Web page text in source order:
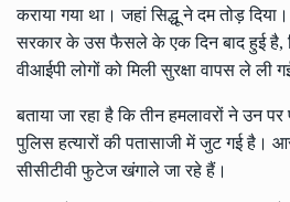
कराया गया था। जहां सिद्धू ने दम तोड़
सरकार के उस फैसले के एक दिन बाद हुई है,
वीआईपी लोगों को मिली सुरक्षा वापस ले ली
बताया जा रहा है कि तीन हमलावरों ने उन
पुलिस हत्यारों की पतासाजी में जुट गई है।
सीसीटीवी फुटेज खंगाले जा रहे हैं।